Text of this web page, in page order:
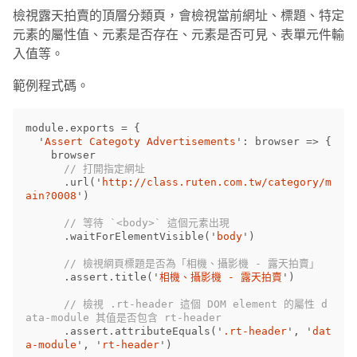
檢視露天拍賣的頂層分類頁，會檢視當前網址、標題、特定
元素的屬性值、元素是否存在、元素是否可見、表單元件輸
入值等。
範例程式碼。
module . exports = {
' Assert Categoty Advertisements ' : browser => {
browser
// 打開指定網址
. url ( ' http://class.ruten.com.tw/category/m
ain?0008 ' )
// 等待 `<body>` 這個元素出現
. waitForElementVisible ( ' body ' )
// 檢視網頁標題是否為「相機、攝影機 - 露天拍賣」
. assert . title ( ' 相機、攝影機 - 露天拍賣 ' )
// 檢視 .rt-header 這個 DOM element 的屬性 d
ata-module 其值是否包含 rt-header
. assert . attributeEquals ( ' .rt-header ' , ' dat
a-module ' , ' rt-header ' )